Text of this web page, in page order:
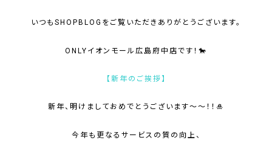
いつもSHOPBLOGをご覧いただきありがとうございます。
ONLYイオンモール広島府中店です！🐎
【新年のご挨拶】
新年、明けましておめでとうございます～～！！🎍
今年も更なるサービスの質の向上、